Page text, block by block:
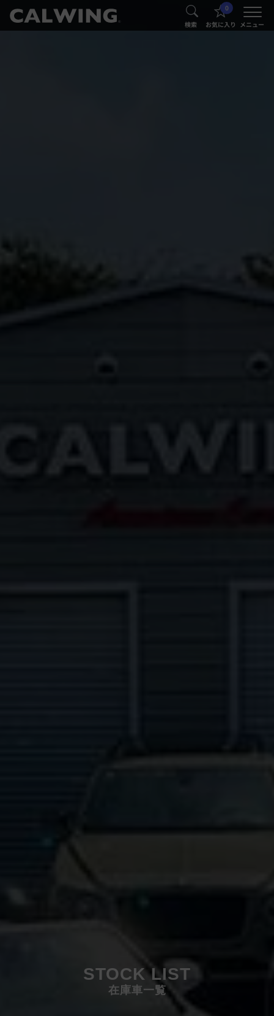
® 検索
0
お気に入り メニュー
®
STOCK LIST
在庫車一覧